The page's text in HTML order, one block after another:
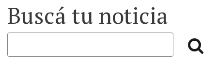
Buscá tu noticia